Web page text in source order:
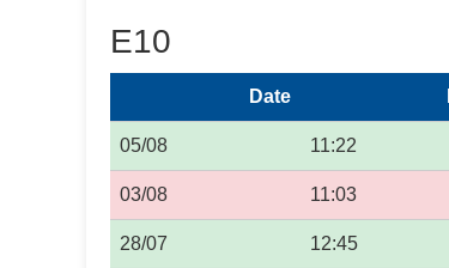
E10
Date
05/08 11:22
03/08 11:03
28/07 12:45